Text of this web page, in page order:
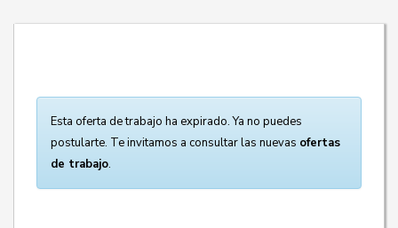
Esta oferta de trabajo ha expirado. Ya no puedes
postularte. Te invitamos a consultar las nuevas ofertas
de trabajo.